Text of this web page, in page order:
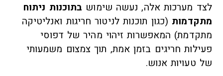
לצד מערכות אלה, נעשה שימוש בתוכנות ניתוח
מתקדמות (כגון תוכנות לניטור חריגות ואנליטיקה
מתקדמת) המאפשרות זיהוי מהיר של דפוסי
פעילות חריגים בזמן אמת, תוך צמצום משמעותי
של טעויות אנוש.